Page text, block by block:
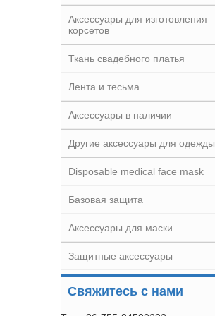
Аксессуары для изготовления
корсетов
Ткань свадебного платья
Лента и тесьма
Аксессуары в наличии
Другие аксессуары для одежды
Disposable medical face mask
Базовая защита
Аксессуары для маски
Защитные аксессуары
Свяжитесь с нами